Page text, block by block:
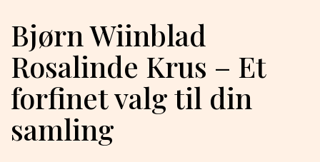
Bjørn Wiinblad
Rosalinde Krus – Et
forfinet valg til din
samling